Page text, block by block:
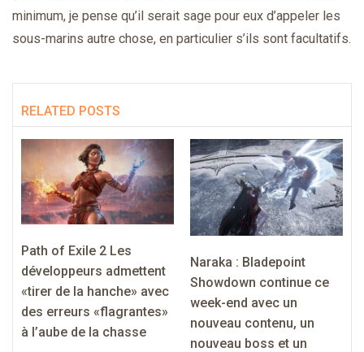
minimum, je pense qu’il serait sage pour eux d’appeler les
sous-marins autre chose, en particulier s’ils sont facultatifs.
RELATED POSTS
Path of Exile 2 Les
développeurs admettent
«tirer de la hanche» avec
des erreurs «flagrantes»
à l’aube de la chasse
Naraka : Bladepoint
Showdown continue ce
week-end avec un
nouveau contenu, un
nouveau boss et un